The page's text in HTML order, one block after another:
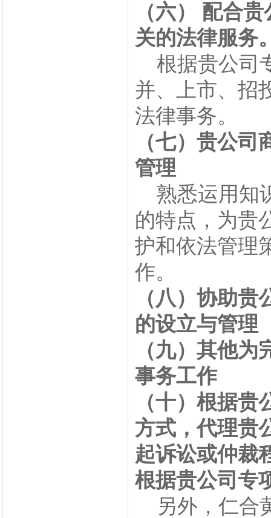
（六） 配合
关的法律服务
根据贵公司
并、上市、招
法律事务。
（七）贵公
管理
熟悉运用知
的特点，为贵
护和依法管理
作。
（八）协助
的设立与管理
（九）其他
事务工作
（十）根据
方式，代理贵
起诉讼或仲裁
根据贵公司专
另外，仁合